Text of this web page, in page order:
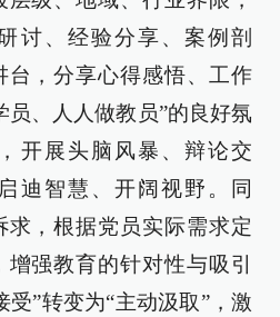
讨、经验分享、案例剖
台，分享心得感悟、工作
员、人人做教员”的良好氛
开展头脑风暴、辩论交
迪智慧、开阔视野。同
求，根据党员实际需求定
强教育的针对性与吸引
受”转变为“主动汲取”，激